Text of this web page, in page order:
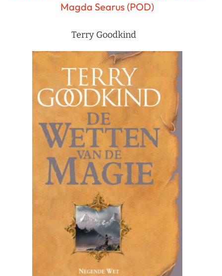
Magda Searus (POD)
Terry Goodkind